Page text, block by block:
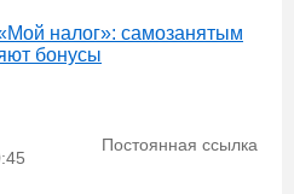
налог»: самозанятым
бонусы
Постоянная ссылка